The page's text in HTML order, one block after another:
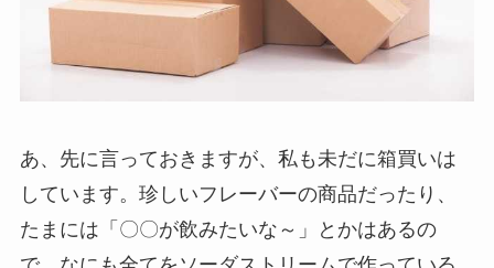
あ、先に言っておきますが、私も未だに箱買いは
しています。珍しいフレーバーの商品だったり、
たまには「〇〇が飲みたいな～」とかはあるの